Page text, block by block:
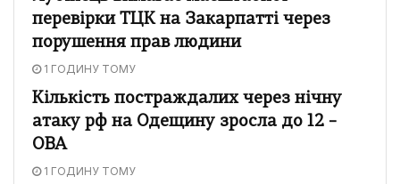
перевірки ТЦК на Закарпатті через
порушення прав людини
1 ГОДИНУ ТОМУ
Кількість постраждалих через нічну
атаку рф на Одещину зросла до 12 –
ОВА
1 ГОДИНУ ТОМУ